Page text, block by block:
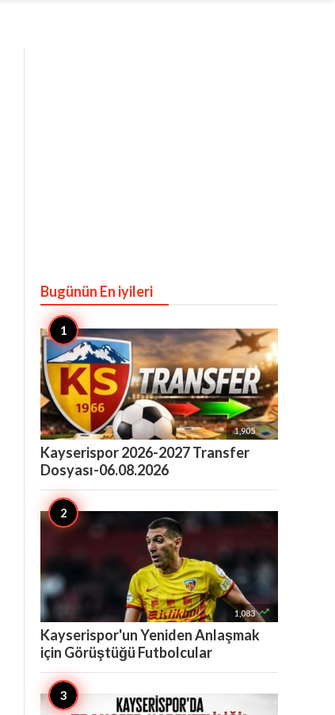
Bugünün En iyileri
1,905 
Kayserispor 2026-2027 Transfer
Dosyası-06.08.2026
1,083 
Kayserispor'un Yeniden Anlaşmak
için Görüştüğü Futbolcular